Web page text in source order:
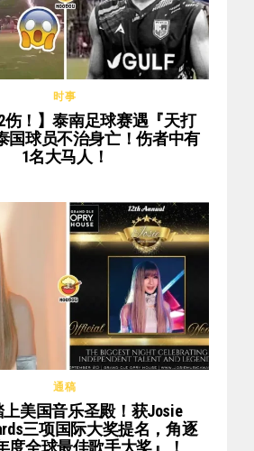
时事
伤！】泰南足球赛遇『天打
国球员不治身亡！伤者中有
1名大马人！
通稿
上美国音乐圣殿！获Josie
三项国际大奖提名，角逐
度全球最佳歌手大奖』！